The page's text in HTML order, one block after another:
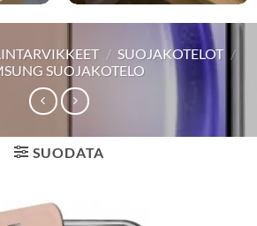
/ SUOJAKOTELOT /
SUOJAKOTELO
SUODATA